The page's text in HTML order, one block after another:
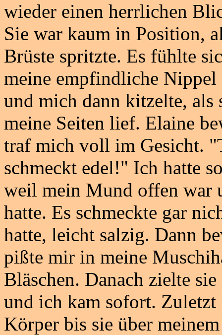
wieder einen herrlichen
Sie war kaum in Position,
Brüste spritzte. Es fühlte
meine empfindliche
und mich dann kitzelte, als
meine Seiten lief. Elaine
traf mich voll im Gesicht.
schmeckt edel!" Ich hatte
weil mein Mund offen war
hatte. Es schmeckte gar
hatte, leicht salzig. Dann
pißte mir in meine
Bläschen. Danach zielte
und ich kam sofort.
Körper bis sie über